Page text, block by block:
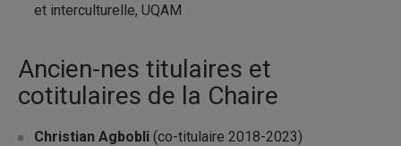
et interculturelle, UQAM
Ancien-nes titulaires et
cotitulaires de la Chaire
Christian Agbobli (co-titulaire 2018-2023)